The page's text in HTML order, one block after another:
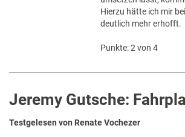
Hierzu hätte ich mir
deutlich mehr erhofft.
Punkte: 2 von 4
Jeremy Gutsche:
Testgelesen von Renate Vochezer